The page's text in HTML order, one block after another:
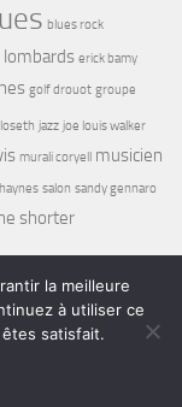
blues rock
lombards erick bamy
golf drouot groupe
jazz joe louis walker
murali coryell musicien
salon sandy gennaro
shorter
la meilleure
à utiliser ce
satisfait.